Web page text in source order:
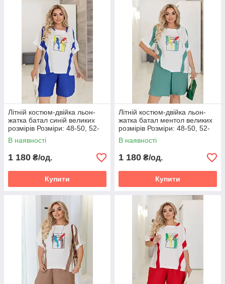
Літній костюм-двійка льон-
жатка батал синій великих
розмірів Розміри: 48-50, 52-
54, 56-58
В наявності
1 180 ₴/од.
Купити
Літній костюм-двійка льон-
жатка батал ментол великих
розмірів Розміри: 48-50, 52-
54, 56-58
В наявності
1 180 ₴/од.
Купити